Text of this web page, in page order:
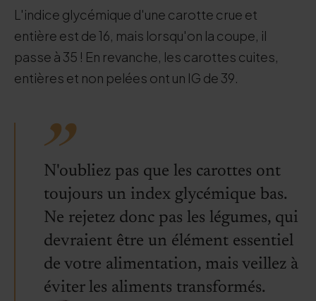
L'indice glycémique d'une carotte crue et
entière est de 16, mais lorsqu'on la coupe, il
passe à 35 ! En revanche, les carottes cuites,
entières et non pelées ont un IG de 39.
N'oubliez pas que les carottes ont
toujours un index glycémique bas.
Ne rejetez donc pas les légumes, qui
devraient être un élément essentiel
de votre alimentation, mais veillez à
éviter les aliments transformés.